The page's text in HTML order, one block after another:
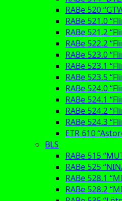
RABe 520
RABe 521.0
RABe 521.2
RABe 522.2
RABe 523.0
RABe 523.1
RABe 523.5
RABe 524.0
RABe 524.1
RABe 524.2
RABe 524.3
ETR 610
BLS
RABe 515
RABe 525
RABe 528.1
RABe 528.2